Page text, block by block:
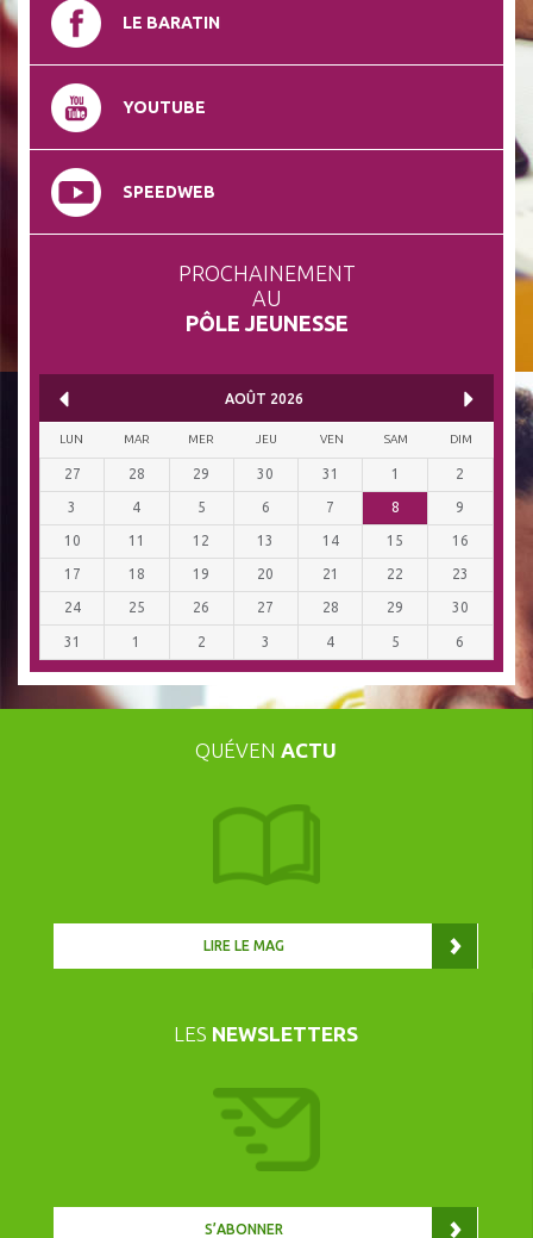
LE BARATIN
YOUTUBE
SPEEDWEB
PROCHAINEMENT
AU
PÔLE JEUNESSE
AOÛT 2026
LUN MAR MER JEU VEN SAM DIM
27 28 29 30 31 1 2
3 4 5 6 7 8 9
10 11 12 13 14 15 16
17 18 19 20 21 22 23
24 25 26 27 28 29 30
31 1 2 3 4 5 6
QUÉVEN ACTU
LIRE LE MAG
LES NEWSLETTERS
S’ABONNER